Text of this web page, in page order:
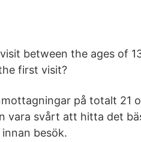
between the ages of
first visit?
på totalt 21
vara svårt att hitta det
besök.